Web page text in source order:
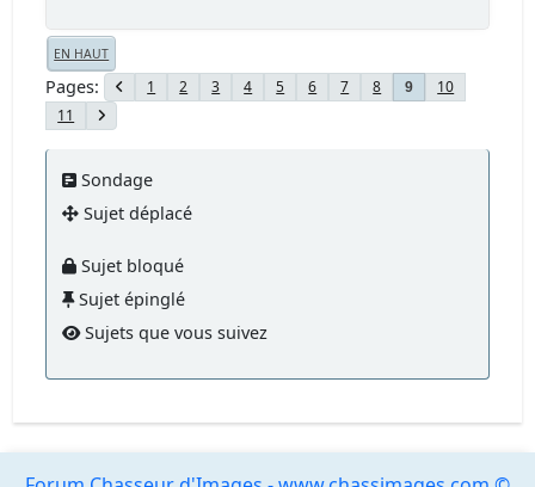
EN HAUT
Pages 1 2 3 4 5 6 7 8 9
10
11
Sondage
Sujet déplacé
Sujet bloqué
Sujet épinglé
Sujets que vous suivez